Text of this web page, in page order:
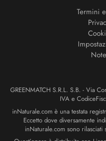
Termini
GREENMATCH S.R.L. S.B. - Via
IVA e
inNaturale.com è una testata
Eccetto dove diversamente
inNaturale.com sono rilasciati